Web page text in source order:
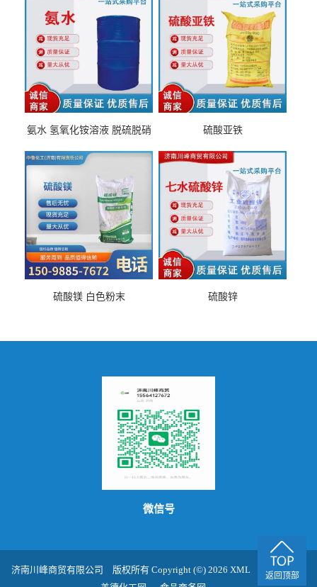
氨水 氢氧化铵溶液 脱硫脱硝 硫酸亚铁
硫酸镁 白色粉末 硫酸锌
微信号
济南川峰商贸有限公司 版权所有 Copyright (©) 2026 XML
技术支持：
返回顶部